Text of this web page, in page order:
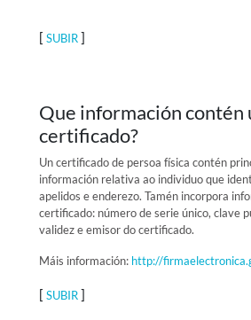
[ SUBIR]
Que información contén
certificado?
Un certificado de persoa física contén
información relativa ao individuo que
apelidos e enderezo. Tamén incorpora
certificado: número de serie único, clave
validez e emisor do certificado.
Máis información: http://
[ SUBIR]